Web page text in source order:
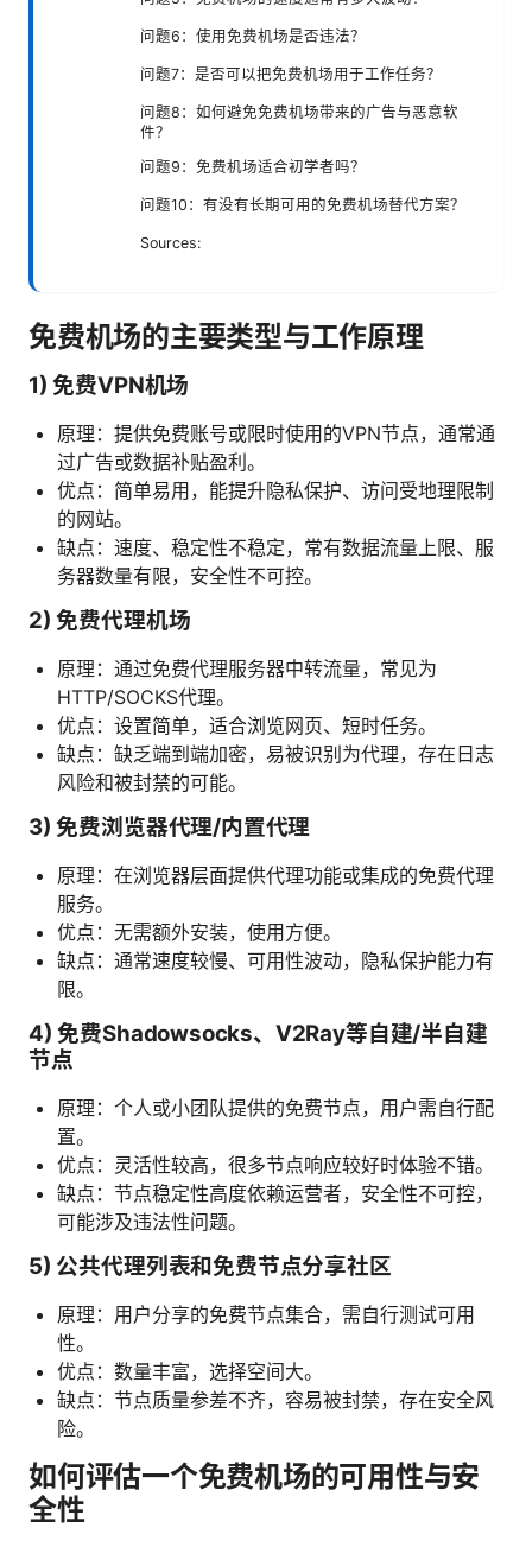
问题6：使用免费机场是否违法？
问题7：是否可以把免费机场用于工作任务？
问题8：如何避免免费机场带来的广告与恶意软
件？
问题9：免费机场适合初学者吗？
问题10：有没有长期可用的免费机场替代方案？
Sources:
免费机场的主要类型与工作原理
1) 免费VPN机场
原理：提供免费账号或限时使用的VPN节点，通常通
过广告或数据补贴盈利。
优点：简单易用，能提升隐私保护、访问受地理限制
的网站。
缺点：速度、稳定性不稳定，常有数据流量上限、服
务器数量有限，安全性不可控。
2) 免费代理机场
原理：通过免费代理服务器中转流量，常见为
HTTP/SOCKS代理。
优点：设置简单，适合浏览网页、短时任务。
缺点：缺乏端到端加密，易被识别为代理，存在日志
风险和被封禁的可能。
3) 免费浏览器代理/内置代理
原理：在浏览器层面提供代理功能或集成的免费代理
服务。
优点：无需额外安装，使用方便。
缺点：通常速度较慢、可用性波动，隐私保护能力有
限。
4) 免费Shadowsocks、V2Ray等自建/半自建
节点
原理：个人或小团队提供的免费节点，用户需自行配
置。
优点：灵活性较高，很多节点响应较好时体验不错。
缺点：节点稳定性高度依赖运营者，安全性不可控，
可能涉及违法性问题。
5) 公共代理列表和免费节点分享社区
原理：用户分享的免费节点集合，需自行测试可用
性。
优点：数量丰富，选择空间大。
缺点：节点质量参差不齐，容易被封禁，存在安全风
险。
如何评估一个免费机场的可用性与安
全性